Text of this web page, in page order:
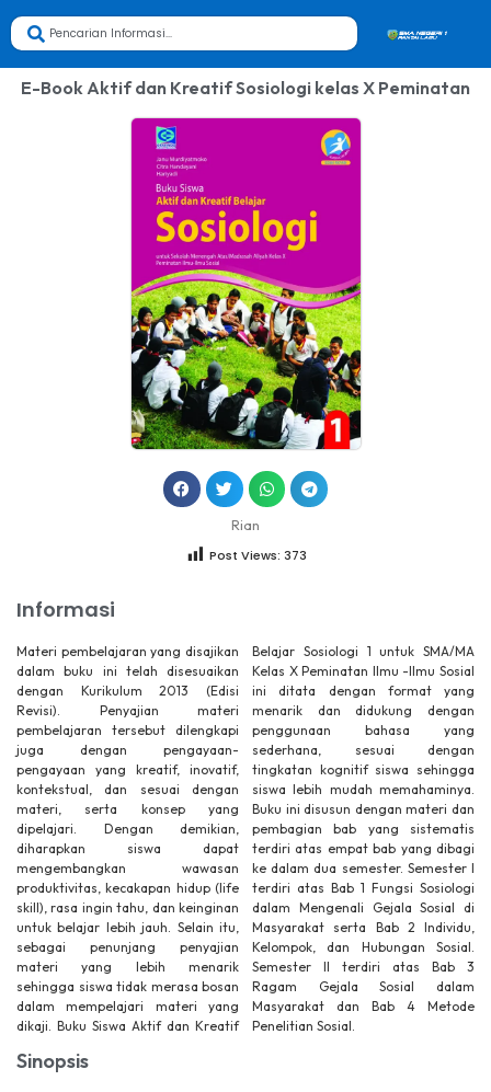
E-Book Aktif dan Kreatif Sosiologi kelas X Peminatan
Rian
Post Views: 373
Informasi
Materi pembelajaran yang disajikan
dalam buku ini telah disesuaikan
dengan Kurikulum 2013 (Edisi
Revisi). Penyajian materi
pembelajaran tersebut dilengkapi
juga dengan pengayaan-
pengayaan yang kreatif, inovatif,
kontekstual, dan sesuai dengan
materi, serta konsep yang
dipelajari. Dengan demikian,
diharapkan siswa dapat
mengembangkan wawasan
produktivitas, kecakapan hidup (life
skill), rasa ingin tahu, dan keinginan
untuk belajar lebih jauh. Selain itu,
sebagai penunjang penyajian
materi yang lebih menarik
sehingga siswa tidak merasa bosan
dalam mempelajari materi yang
dikaji. Buku Siswa Aktif dan Kreatif
Belajar Sosiologi 1 untuk SMA/MA
Kelas X Peminatan Ilmu -Ilmu Sosial
ini ditata dengan format yang
menarik dan didukung dengan
penggunaan bahasa yang
sederhana, sesuai dengan
tingkatan kognitif siswa sehingga
siswa lebih mudah memahaminya.
Buku ini disusun dengan materi dan
pembagian bab yang sistematis
terdiri atas empat bab yang dibagi
ke dalam dua semester. Semester I
terdiri atas Bab 1 Fungsi Sosiologi
dalam Mengenali Gejala Sosial di
Masyarakat serta Bab 2 Individu,
Kelompok, dan Hubungan Sosial.
Semester II terdiri atas Bab 3
Ragam Gejala Sosial dalam
Masyarakat dan Bab 4 Metode
Penelitian Sosial.
Sinopsis